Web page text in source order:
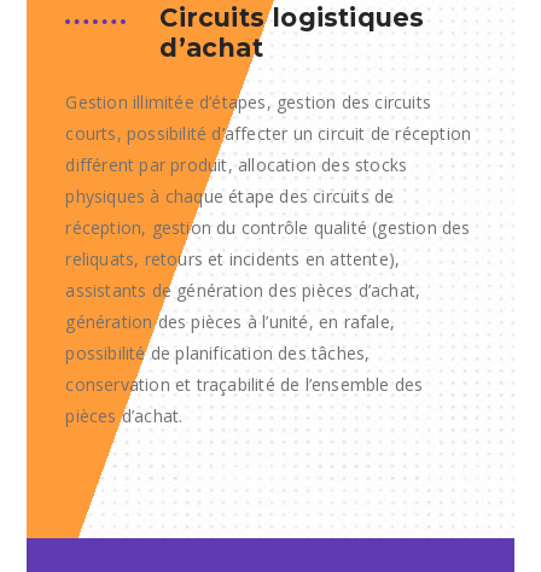
Circuits logistiques
d’achat
Gestion illimitée d’étapes, gestion des circuits
courts, possibilité d’affecter un circuit de réception
différent par produit, allocation des stocks
physiques à chaque étape des circuits de
réception, gestion du contrôle qualité (gestion des
reliquats, retours et incidents en attente),
assistants de génération des pièces d’achat,
génération des pièces à l’unité, en rafale,
possibilité de planification des tâches,
conservation et traçabilité de l’ensemble des
pièces d’achat.